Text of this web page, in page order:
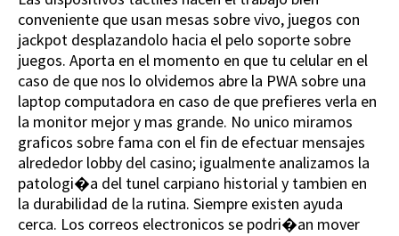
conveniente que usan mesas sobre vivo, juegos con
jackpot desplazandolo hacia el pelo soporte sobre
juegos. Aporta en el momento en que tu celular en el
caso de que nos lo olvidemos abre la PWA sobre una
laptop computadora en caso de que prefieres verla en
la monitor mejor y mas grande. No unico miramos
graficos sobre fama con el fin de efectuar mensajes
alrededor lobby del casino; igualmente analizamos la
patologi�a del tunel carpiano historial y tambien en
la durabilidad de la rutina. Siempre existen ayuda
cerca. Los correos electronicos se podri�an mover